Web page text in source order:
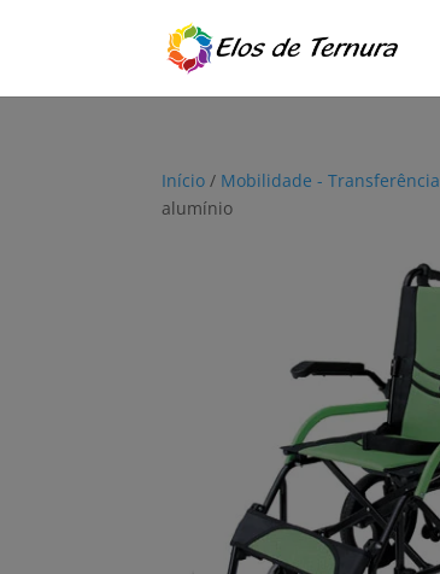
Início / Mobilidade - Transferência
alumínio